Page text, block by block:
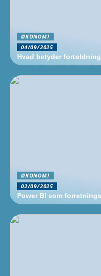
ØKONOMI
04/09/2025
Hvad betyder
ØKONOMI
02/09/2025
Power BI som